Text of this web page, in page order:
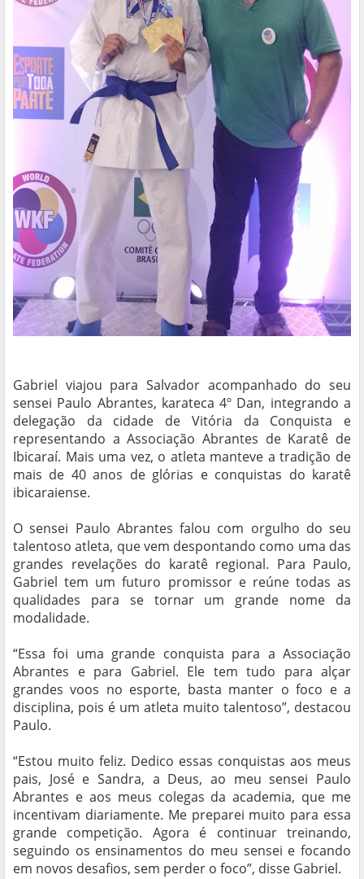
Gabriel viajou para Salvador acompanhado do seu
sensei Paulo Abrantes, karateca 4º Dan, integrando a
delegação da cidade de Vitória da Conquista e
representando a Associação Abrantes de Karatê de
Ibicaraí. Mais uma vez, o atleta manteve a tradição de
mais de 40 anos de glórias e conquistas do karatê
ibicaraiense.
O sensei Paulo Abrantes falou com orgulho do seu
talentoso atleta, que vem despontando como uma das
grandes revelações do karatê regional. Para Paulo,
Gabriel tem um futuro promissor e reúne todas as
qualidades para se tornar um grande nome da
modalidade.
“Essa foi uma grande conquista para a Associação
Abrantes e para Gabriel. Ele tem tudo para alçar
grandes voos no esporte, basta manter o foco e a
disciplina, pois é um atleta muito talentoso”, destacou
Paulo.
“Estou muito feliz. Dedico essas conquistas aos meus
pais, José e Sandra, a Deus, ao meu sensei Paulo
Abrantes e aos meus colegas da academia, que me
incentivam diariamente. Me preparei muito para essa
grande competição. Agora é continuar treinando,
seguindo os ensinamentos do meu sensei e focando
em novos desafios, sem perder o foco”, disse Gabriel.